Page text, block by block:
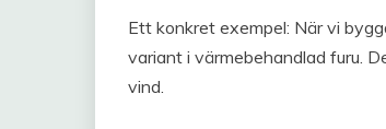
Ett konkret exempel: När vi
variant i värmebehandlad furu.
vind.